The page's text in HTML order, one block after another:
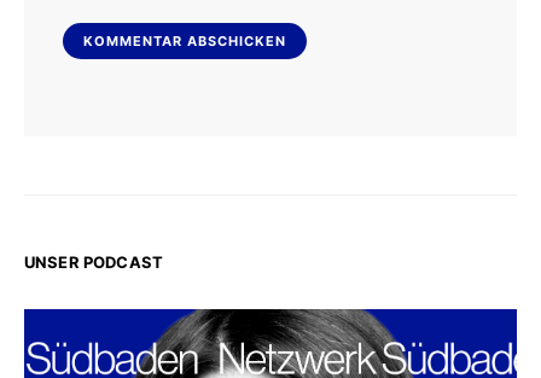
UNSER PODCAST